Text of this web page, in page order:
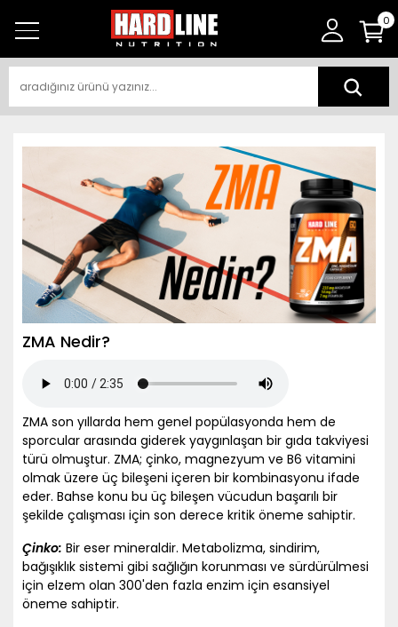
0
ZMA Nedir?
ZMA son yıllarda hem genel popülasyonda hem de
sporcular arasında giderek yaygınlaşan bir gıda takviyesi
türü olmuştur. ZMA; çinko, magnezyum ve B6 vitamini
olmak üzere üç bileşeni içeren bir kombinasyonu ifade
eder. Bahse konu bu üç bileşen vücudun başarılı bir
şekilde çalışması için son derece kritik öneme sahiptir.
Çinko: Bir eser mineraldir. Metabolizma, sindirim,
bağışıklık sistemi gibi sağlığın korunması ve sürdürülmesi
için elzem olan 300'den fazla enzim için esansiyel
öneme sahiptir.